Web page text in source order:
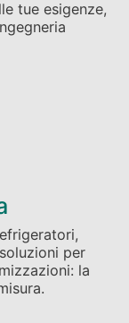
tue esigenze,
per
la